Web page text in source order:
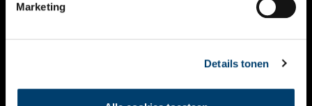
Marketing
Details tonen
VIDEO’S
CONTACT